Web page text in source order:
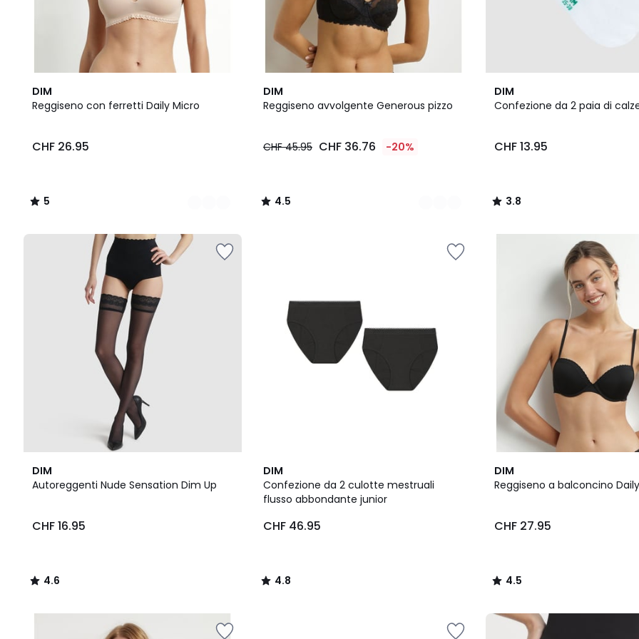
DIM
Reggiseno con ferretti Daily Micro
CHF 26.95
5
/
2
Colori
5
/
DIM
Reggiseno avvolgente Generous pizzo
CHF 45.95 CHF 36.76 -20%
4.5
/ 5
3
Colori
4.5
/
DIM
Confezione da 2 paia di
CHF 13.95
3.8
/ 5
2
Colori
3.8
/
DIM
Autoreggenti Nude Sensation Dim Up
CHF 16.95
4.6
/ 5
4.6
/
DIM
Confezione da 2 culotte mestruali
flusso abbondante junior
CHF 46.95
4.8
/ 5
4.8
/
DIM
Reggiseno a balconcino
CHF 27.95
4.5
/ 5
2
Colori
4.5
/